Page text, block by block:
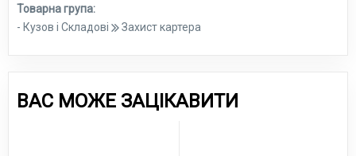
Товарна група:
- Кузов і Складові
Захист картера
ВАС МОЖЕ ЗАЦІКАВИТИ